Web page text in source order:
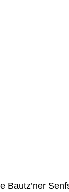
Bautz’ner